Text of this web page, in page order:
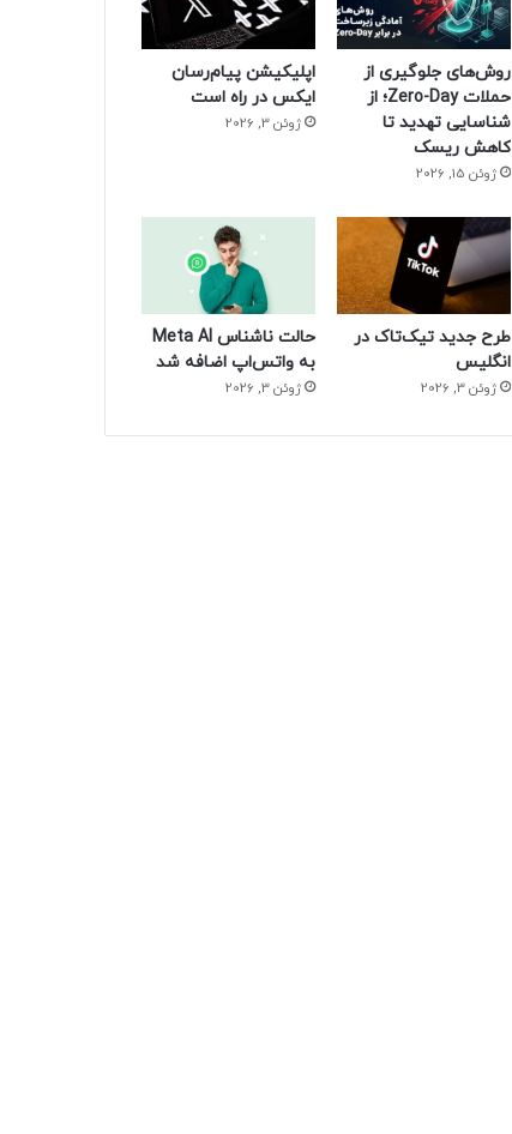
روش‌های جلوگیری از
حملات Zero-Day؛ از
شناسایی تهدید تا
کاهش ریسک
ژوئن 15, 2026
اپلیکیشن پیام‌رسان
ایکس در راه است
ژوئن 3, 2026
طرح جدید تیک‌تاک در
انگلیس
ژوئن 3, 2026
حالت ناشناس Meta AI
به واتس‌اپ اضافه شد
ژوئن 3, 2026